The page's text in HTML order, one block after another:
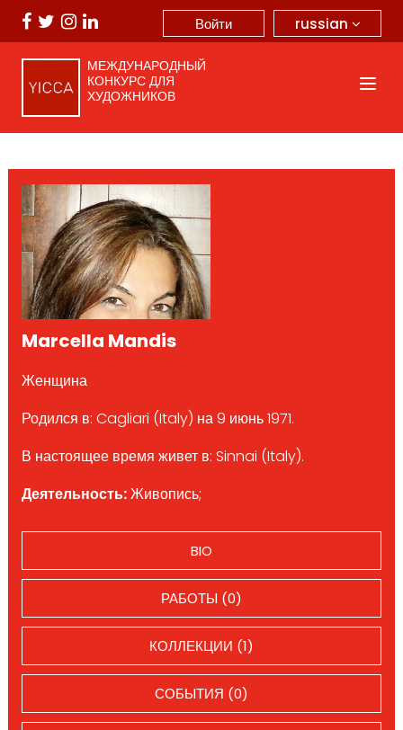
russian
Войти
МЕЖДУНАРОДНЫЙ
КОНКУРС ДЛЯ
ХУДОЖНИКОВ
Marcella Mandis
Женщина
Родился в: Cagliari (Italy) на 9 июнь 1971.
В настоящее время живет в: Sinnai (Italy).
Деятельность:Живопись;
BIO
РАБОТЫ (0)
КОЛЛЕКЦИИ (1)
СОБЫТИЯ (0)